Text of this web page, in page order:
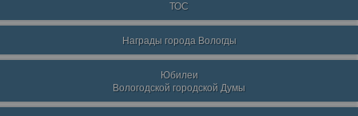
ТОС
Награды города Вологды
Юбилеи
Вологодской городской Думы